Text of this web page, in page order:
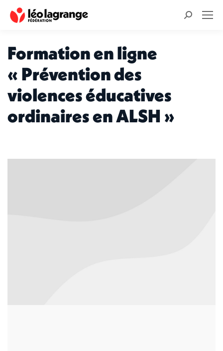
Recherche
Formation en ligne
« Prévention des
violences éducatives
ordinaires en ALSH »